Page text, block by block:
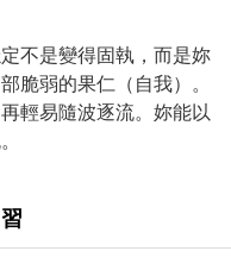
不是變得固執，而是妳
脆弱的果仁（自我）。
輕易隨波逐流。妳能以